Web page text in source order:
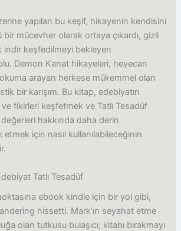
yapılan bu keşif, hikayenin kendisini
bir mücevher olarak ortaya çıkardı, gizli
indir keşfedilmeyi bekleyen
Demon Kanat hikayeleri, heyecan
arayan herkese mükemmel olan
bir karışım. Bu kitap, edebiyatın
ve fikirleri keşfetmek ve Tatlı Tesadüf
hakkında daha derin
için nasıl kullanılabileceğinin
Tatlı Tesadüf
ebook kindle için bir yol gibi,
hissetti. Mark’ın seyahat etme
olan tutkusu bulaşıcı, kitabı bırakmayı